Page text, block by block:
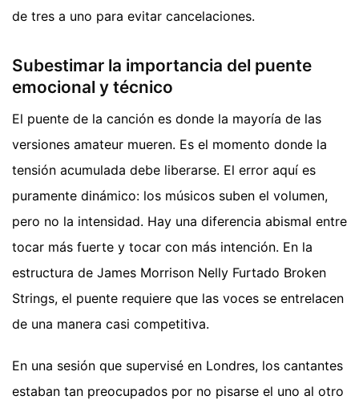
de tres a uno para evitar cancelaciones.
Subestimar la importancia del puente
emocional y técnico
El puente de la canción es donde la mayoría de las
versiones amateur mueren. Es el momento donde la
tensión acumulada debe liberarse. El error aquí es
puramente dinámico: los músicos suben el volumen,
pero no la intensidad. Hay una diferencia abismal entre
tocar más fuerte y tocar con más intención. En la
estructura de James Morrison Nelly Furtado Broken
Strings, el puente requiere que las voces se entrelacen
de una manera casi competitiva.
En una sesión que supervisé en Londres, los cantantes
estaban tan preocupados por no pisarse el uno al otro